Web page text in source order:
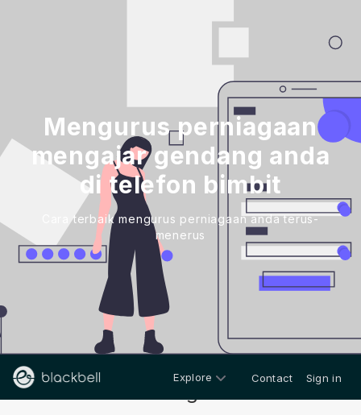
Mengurus perniagaan
mengajar gendang anda
di telefon bimbit
Cara terbaik mengurus perniagaan anda terus-
menerus
Explore Contact Sign in